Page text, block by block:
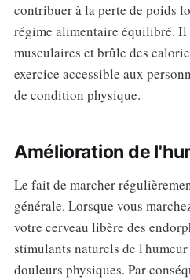
contribuer à la perte de poids
régime alimentaire équilibré.
musculaires et brûle des
exercice accessible aux
de condition physique.
Amélioration de
Le fait de marcher
générale. Lorsque vous
votre cerveau libère des
stimulants naturels de
douleurs physiques. Par